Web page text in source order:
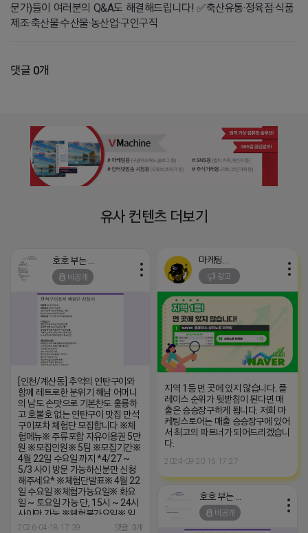
문가)들이 여러분의 Q&A도 해결해드립니다! ✅축산유통·정육점·식품
제조·축산물·수산물·농산업·구인구직
댓글 0개
유사 컨텐츠 더보기
비공개
[인천/계산동] 추억의 연탄구이와
함께 레트로한 분위기 해남 어머니
의 남도 손맛으로 기본찬도 훌륭하
고 호불호 없는 연탄구이 맛집 만석
구이포차 체험단 모집합니다 ※체
험메뉴※ 주류포함 자유이용권 5만
원 ※모집인원※ 5팀 ※모집기간※
4월 22일 수요일 까지 *4/27 ~
5/3 사이 방문 가능하신분만 신청
해주세요* ※체험단발표※ 4월 22
일 수요일 ※체험가능요일※ 화요
일 ~ 토요일 가능 단, 15시 ~ 24시
사이만 가능 ※체험불가요일※ 일
요일, 월요일 불가 ※작성기한※ 방
2026-04-18 17:39 댓글: 0개
광고
지역 1등 먼 곳에 있지 않습니다. 플
레이스 순위가 뒷받침이 된다면 매
출은 승승장구하게 됩니다. 저희 마
케팅스토어는 매출 승승장구에 있어
서 최고의 파트너가 되어드리겠습니
다.
2024-09-20 15:17:27
비공개